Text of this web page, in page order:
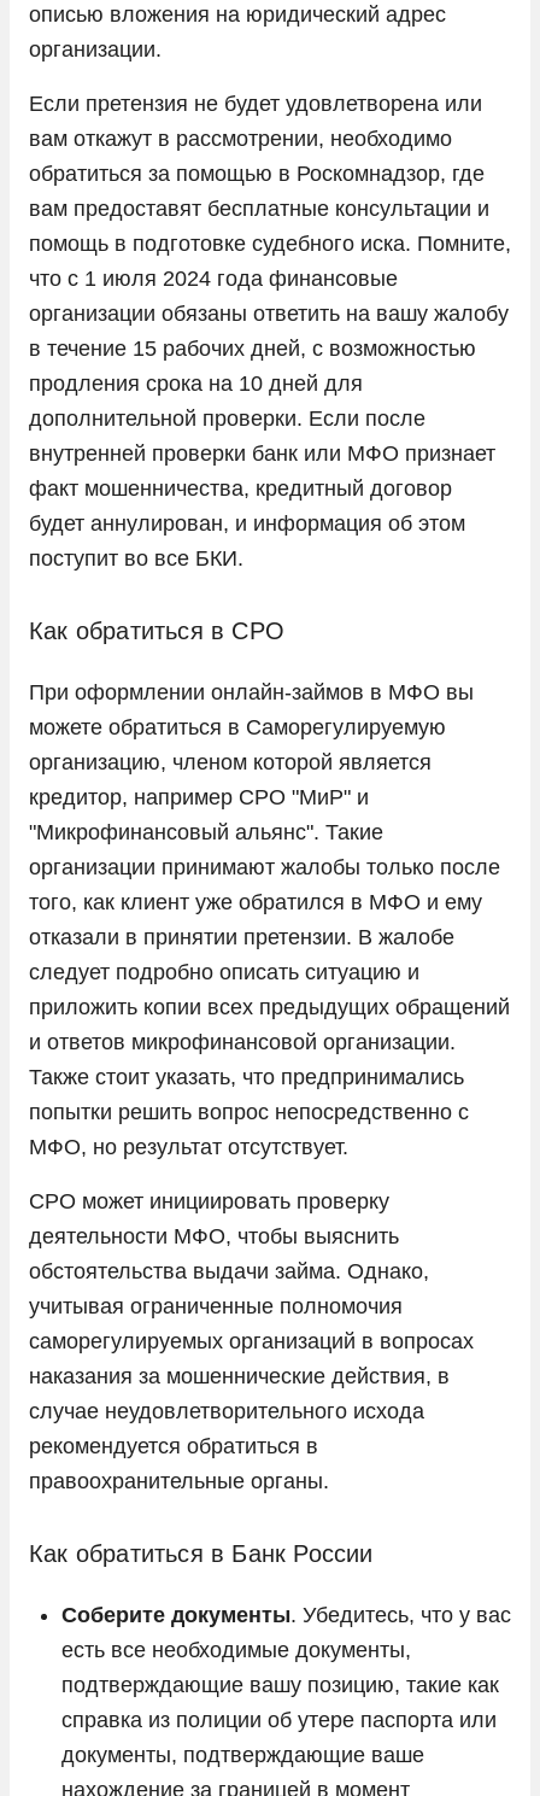
описью вложения на юридический адрес
организации.
Если претензия не будет удовлетворена или
вам откажут в рассмотрении, необходимо
обратиться за помощью в Роскомнадзор, где
вам предоставят бесплатные консультации и
помощь в подготовке судебного иска. Помните,
что с 1 июля 2024 года финансовые
организации обязаны ответить на вашу жалобу
в течение 15 рабочих дней, с возможностью
продления срока на 10 дней для
дополнительной проверки. Если после
внутренней проверки банк или МФО признает
факт мошенничества, кредитный договор
будет аннулирован, и информация об этом
поступит во все БКИ.
Как обратиться в СРО
При оформлении онлайн-займов в МФО вы
можете обратиться в Саморегулируемую
организацию, членом которой является
кредитор, например СРО "МиР" и
"Микрофинансовый альянс". Такие
организации принимают жалобы только после
того, как клиент уже обратился в МФО и ему
отказали в принятии претензии. В жалобе
следует подробно описать ситуацию и
приложить копии всех предыдущих обращений
и ответов микрофинансовой организации.
Также стоит указать, что предпринимались
попытки решить вопрос непосредственно с
МФО, но результат отсутствует.
СРО может инициировать проверку
деятельности МФО, чтобы выяснить
обстоятельства выдачи займа. Однако,
учитывая ограниченные полномочия
саморегулируемых организаций в вопросах
наказания за мошеннические действия, в
случае неудовлетворительного исхода
рекомендуется обратиться в
правоохранительные органы.
Как обратиться в Банк России
Соберите документы. Убедитесь, что у вас
есть все необходимые документы,
подтверждающие вашу позицию, такие как
справка из полиции об утере паспорта или
документы, подтверждающие ваше
нахождение за границей в момент